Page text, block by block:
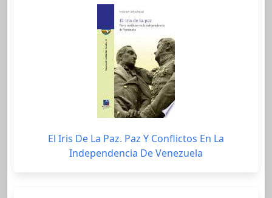
El Iris De La Paz. Paz Y Conflictos En La
Independencia De Venezuela